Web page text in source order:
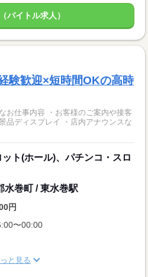
バイトル求人）
験歓迎×短時間OKの高時
お仕事内容 ・お客様のご案内や接客
品ディスプレイ ・店内アナウンスな
ト(ホール)、パチンコ・スロ
水巻町 / 東水巻駅
円
〜00:00
と見る